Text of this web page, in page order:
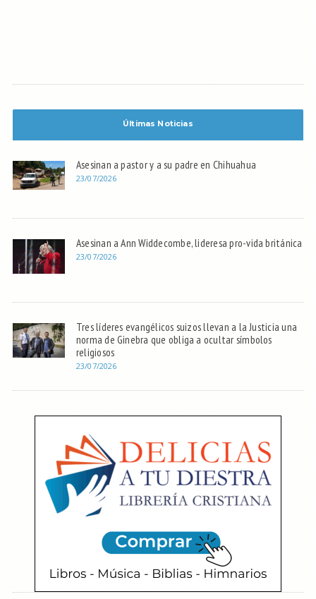
Últimas Noticias
Asesinan a pastor y a su padre en Chihuahua
23/07/2026
Asesinan a Ann Widdecombe, lideresa pro-vida británica
23/07/2026
Tres líderes evangélicos suizos llevan a la Justicia una
norma de Ginebra que obliga a ocultar símbolos
religiosos
23/07/2026